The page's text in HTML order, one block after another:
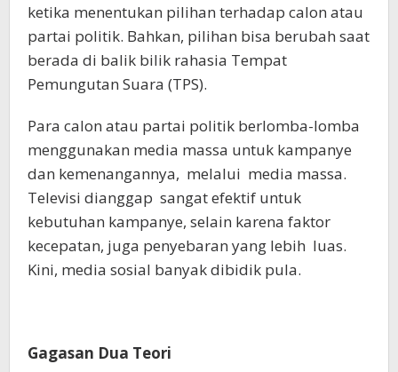
ketika menentukan pilihan terhadap calon atau
partai politik. Bahkan, pilihan bisa berubah saat
berada di balik bilik rahasia Tempat
Pemungutan Suara (TPS).
Para calon atau partai politik berlomba-lomba
menggunakan media massa untuk kampanye
dan kemenangannya, melalui media massa.
Televisi dianggap sangat efektif untuk
kebutuhan kampanye, selain karena faktor
kecepatan, juga penyebaran yang lebih luas.
Kini, media sosial banyak dibidik pula.
Gagasan Dua Teori